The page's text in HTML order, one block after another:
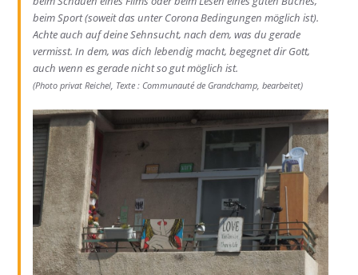
beim Sport (soweit das unter Corona Bedingungen möglich ist).
Achteauchauf deine Sehnsucht, nach dem, was dugerade
vermisst.In dem, was dich lebendig macht, begegnet dir Gott,
auch wenn es gerade nicht sogutmöglich ist.
(Photoprivat Reichel, Texte : Communauté de Grandchamp,bearbeitet)